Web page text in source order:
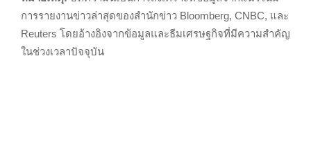
การรายงานข่าวล่าสุดของสำนักข่าว Bloomberg, CNBC, และ
Reuters โดยอ้างอิงจากข้อมูลและธีมเศรษฐกิจที่มีความสำคัญ
ในช่วงเวลาปัจจุบัน